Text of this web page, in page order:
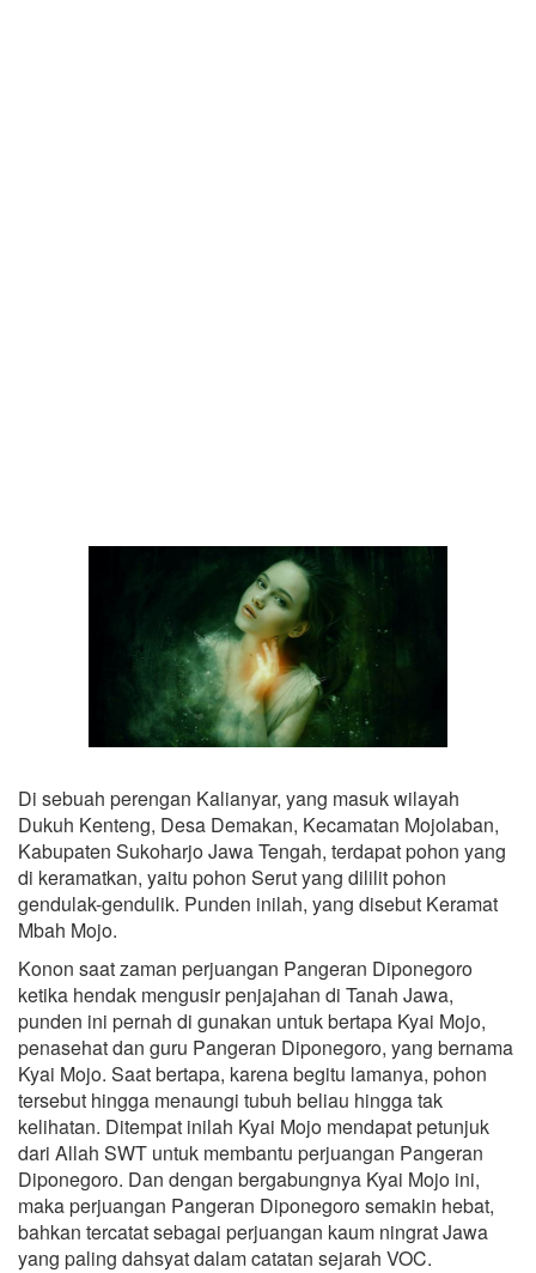
Di sebuah perengan Kalianyar, yang masuk wilayah
Dukuh Kenteng, Desa Demakan, Kecamatan Mojolaban,
Kabupaten Sukoharjo Jawa Tengah, terdapat pohon yang
di keramatkan, yaitu pohon Serut yang dililit pohon
gendulak-gendulik. Punden inilah, yang disebut Keramat
Mbah Mojo.
Konon saat zaman perjuangan Pangeran Diponegoro
ketika hendak mengusir penjajahan di Tanah Jawa,
punden ini pernah di gunakan untuk bertapa Kyai Mojo,
penasehat dan guru Pangeran Diponegoro, yang bernama
Kyai Mojo. Saat bertapa, karena begitu lamanya, pohon
tersebut hingga menaungi tubuh beliau hingga tak
kelihatan. Ditempat inilah Kyai Mojo mendapat petunjuk
dari Allah SWT untuk membantu perjuangan Pangeran
Diponegoro. Dan dengan bergabungnya Kyai Mojo ini,
maka perjuangan Pangeran Diponegoro semakin hebat,
bahkan tercatat sebagai perjuangan kaum ningrat Jawa
yang paling dahsyat dalam catatan sejarah VOC.